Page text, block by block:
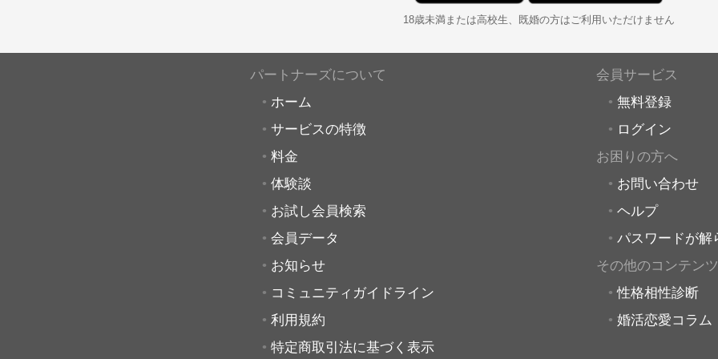
18歳未満または高校生、既婚の方はご利用いただけません
パートナーズについて
ホーム
サービスの特徴
料金
体験談
お試し会員検索
会員データ
お知らせ
コミュニティガイドライン
利用規約
特定商取引法に基づく表示
会員サービス
無料登録
ログイン
お困りの方へ
お問い合わせ
ヘルプ
パスワードが解
その他のコンテンツ
性格相性診断
婚活恋愛コラム